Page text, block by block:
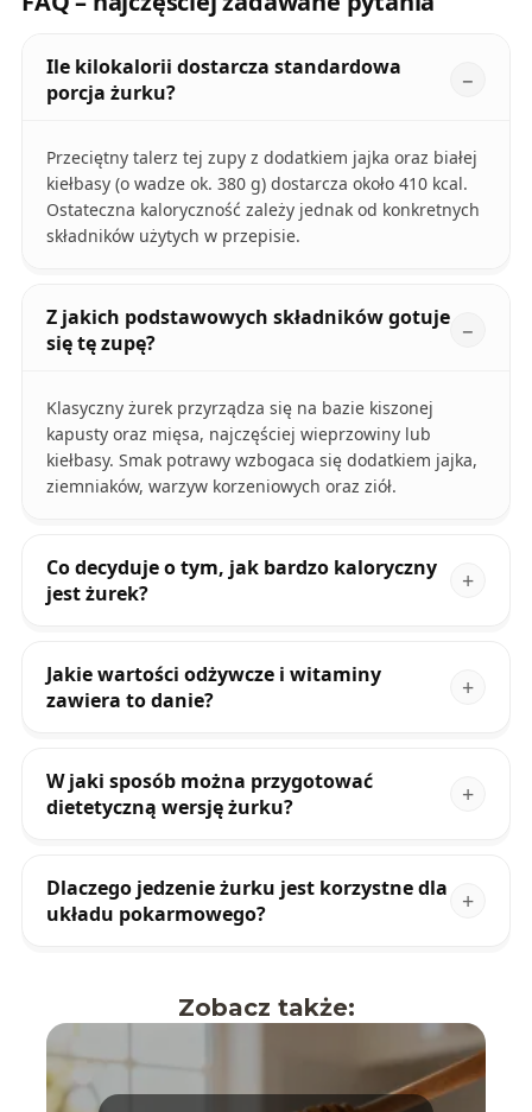
Ile kilokalorii dostarcza standardowa
porcja żurku?
Przeciętny talerz tej zupy z dodatkiem jajka oraz białej
kiełbasy (o wadze ok. 380 g) dostarcza około 410 kcal.
Ostateczna kaloryczność zależy jednak od konkretnych
składników użytych w przepisie.
Z jakich podstawowych składników gotuje
się tę zupę?
Klasyczny żurek przyrządza się na bazie kiszonej
kapusty oraz mięsa, najczęściej wieprzowiny lub
kiełbasy. Smak potrawy wzbogaca się dodatkiem jajka,
ziemniaków, warzyw korzeniowych oraz ziół.
Co decyduje o tym, jak bardzo kaloryczny
jest żurek?
Jakie wartości odżywcze i witaminy
zawiera to danie?
W jaki sposób można przygotować
dietetyczną wersję żurku?
Dlaczego jedzenie żurku jest korzystne dla
układu pokarmowego?
Zobacz także: